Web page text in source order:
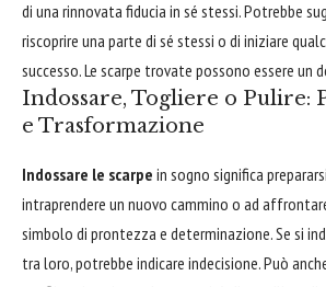
di una rinnovata fiducia in sé stessi. Potrebbe
riscoprire una parte di sé stessi o di iniziare
successo. Le scarpe trovate possono essere un
Indossare, Togliere o Pulire:
e Trasformazione
Indossare le scarpe in sogno significa
intraprendere un nuovo cammino o ad
simbolo di prontezza e determinazione. Se si
tra loro, potrebbe indicare indecisione. Può